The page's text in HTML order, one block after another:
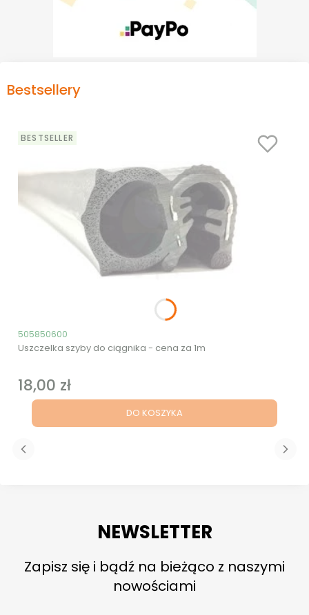
Bestsellery
BESTSELLER
Kod produktu
505850600
Uszczelka szyby do ciągnika - cena za 1m
Cena
18,00 zł
DO KOSZYKA
NEWSLETTER
Zapisz się i bądź na bieżąco z naszymi
nowościami